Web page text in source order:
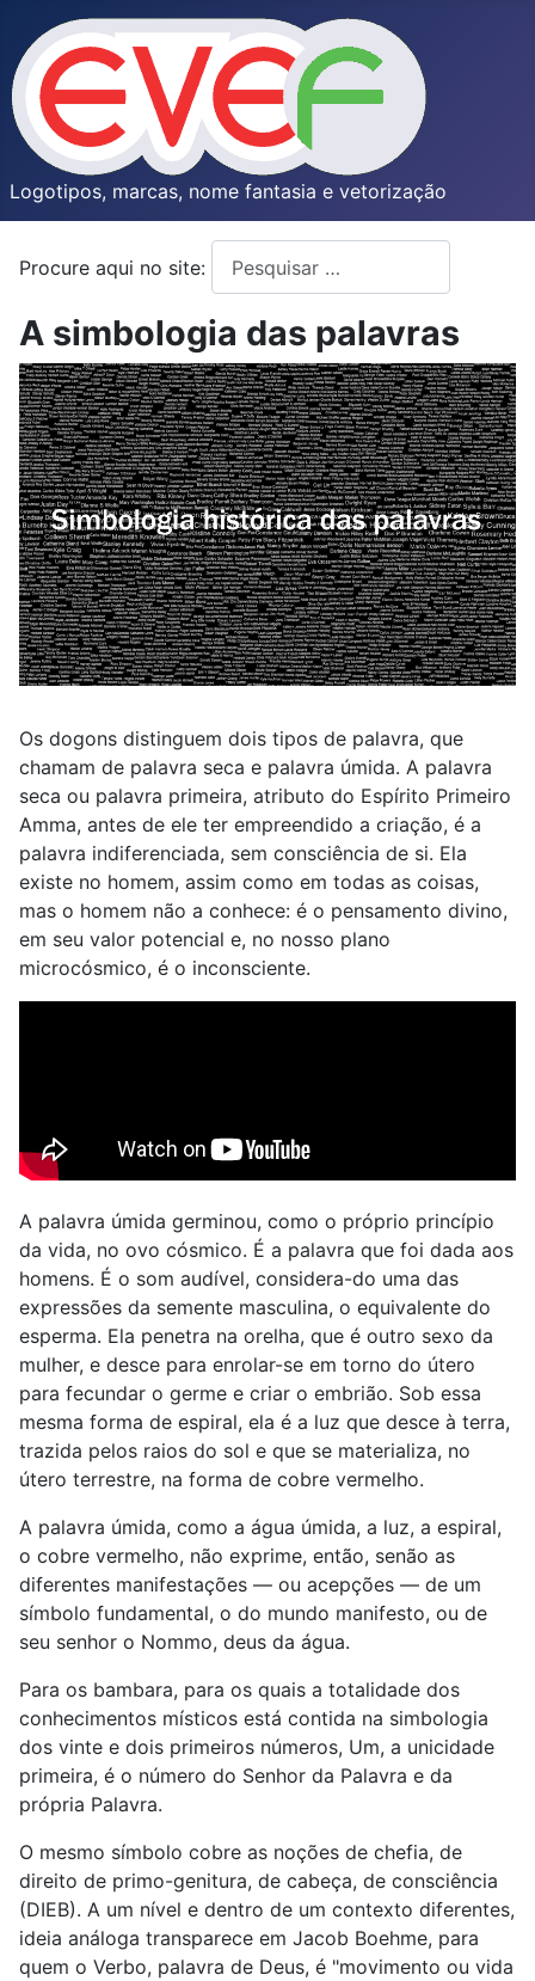
Logotipos, marcas, nome fantasia e vetorização
Procure aqui no site:
A simbologia das palavras
Os dogons distinguem dois tipos de palavra, que
chamam de palavra seca e palavra úmida. A palavra
seca ou palavra primeira, atributo do Espírito Primeiro
Amma, antes de ele ter empreendido a criação, é a
palavra indiferenciada, sem consciência de si. Ela
existe no homem, assim como em todas as coisas,
mas o homem não a conhece: é o pensamento divino,
em seu valor potencial e, no nosso plano
microcósmico, é o inconsciente.
A palavra úmida germinou, como o próprio princípio
da vida, no ovo cósmico. É a palavra que foi dada aos
homens. É o som audível, considera-do uma das
expressões da semente masculina, o equivalente do
esperma. Ela penetra na orelha, que é outro sexo da
mulher, e desce para enrolar-se em torno do útero
para fecundar o germe e criar o embrião. Sob essa
mesma forma de espiral, ela é a luz que desce à terra,
trazida pelos raios do sol e que se materializa, no
útero terrestre, na forma de cobre vermelho.
A palavra úmida, como a água úmida, a luz, a espiral,
o cobre vermelho, não exprime, então, senão as
diferentes manifestações — ou acepções — de um
símbolo fundamental, o do mundo manifesto, ou de
seu senhor o Nommo, deus da água.
Para os bambara, para os quais a totalidade dos
conhecimentos místicos está contida na simbologia
dos vinte e dois primeiros números, Um, a unicidade
primeira, é o número do Senhor da Palavra e da
própria Palavra.
O mesmo símbolo cobre as noções de chefia, de
direito de primo-genitura, de cabeça, de consciência
(DIEB). A um nível e dentro de um contexto diferentes,
ideia análoga transparece em Jacob Boehme, para
quem o Verbo, palavra de Deus, é "movimento ou vida